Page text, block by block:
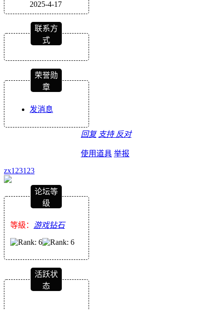
2025-4-17
联系方
式
荣誉勋
章
发消息
回复 支持 反对
使用道具 举报
zx123123
论坛等
级
等級： 游戏钻石
活跃状
态